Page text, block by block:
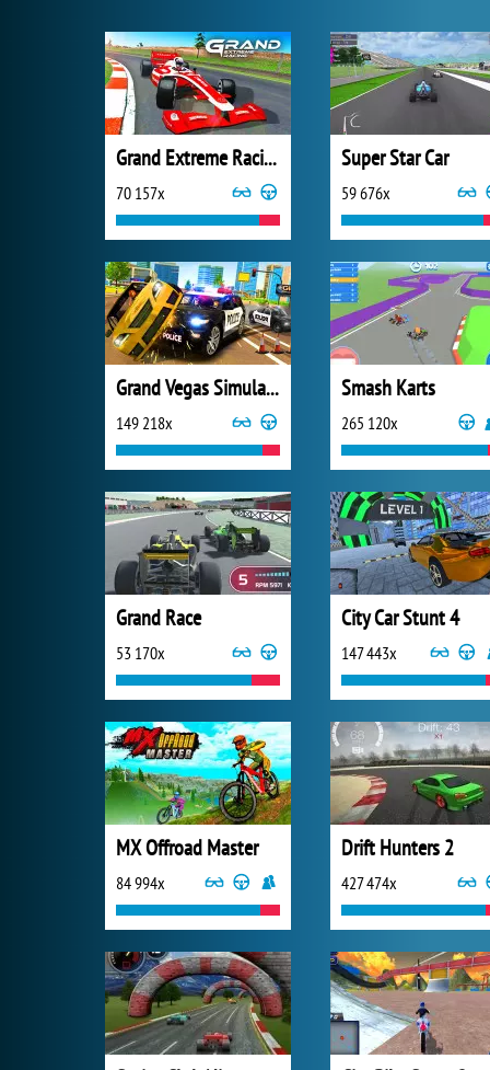
Grand Extreme Racing
70 157x
Super Star Car
59 676x
Grand Vegas Simulator
149 218x
Smash Karts
265 120x
Grand Race
53 170x
City Car Stunt 4
147 443x
MX Offroad Master
84 994x
Drift Hunters 2
427 474x